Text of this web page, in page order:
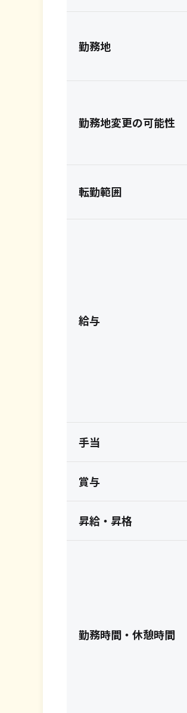
勤務地
勤務地変更の可能性
転勤範囲
給与
手当
賞与
昇給・昇格
勤務時間・休憩時間